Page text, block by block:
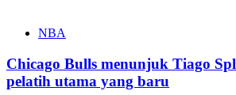
NBA
Chicago Bulls menunjuk Tiago
pelatih utama yang baru